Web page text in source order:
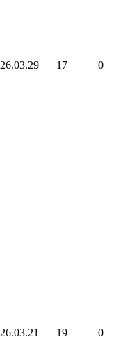
26.03.29 17 0
26.03.21 19 0